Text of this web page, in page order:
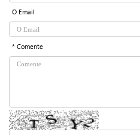
O Email
* Comente